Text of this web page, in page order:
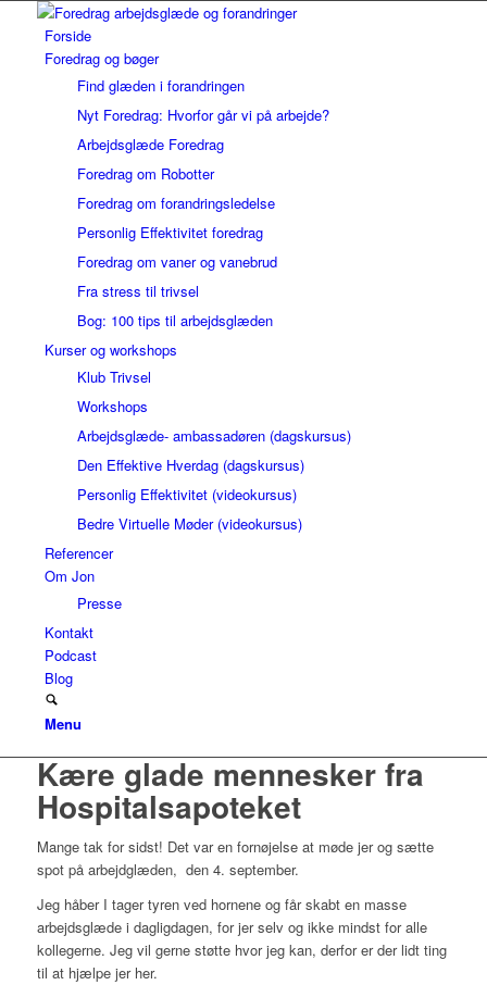
Forside
Foredrag og bøger
Find glæden i forandringen
Nyt Foredrag: Hvorfor går vi på arbejde?
Arbejdsglæde Foredrag
Foredrag om Robotter
Foredrag om forandringsledelse
Personlig Effektivitet foredrag
Foredrag om vaner og vanebrud
Fra stress til trivsel
Bog: 100 tips til arbejdsglæden
Kurser og workshops
Klub Trivsel
Workshops
Arbejdsglæde- ambassadøren (dagskursus)
Den Effektive Hverdag (dagskursus)
Personlig Effektivitet (videokursus)
Bedre Virtuelle Møder (videokursus)
Referencer
Om Jon
Presse
Kontakt
Podcast
Blog
Menu
Kære glade mennesker fra
Hospitalsapoteket
Mange tak for sidst! Det var en fornøjelse at møde jer og sætte
spot på arbejdglæden, den 4. september.
Jeg håber I tager tyren ved hornene og får skabt en masse
arbejdsglæde i dagligdagen, for jer selv og ikke mindst for alle
kollegerne. Jeg vil gerne støtte hvor jeg kan, derfor er der lidt ting
til at hjælpe jer her.